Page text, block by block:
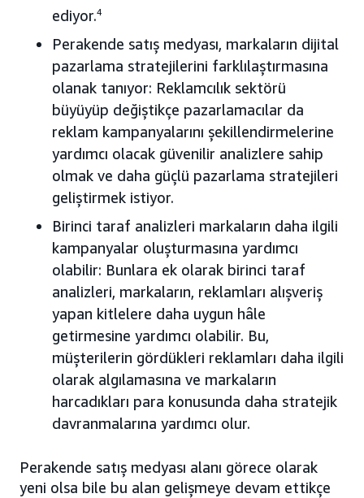
ediyor.4
Perakende satış medyası, markaların dijital
pazarlama stratejilerini farklılaştırmasına
olanak tanıyor: Reklamcılık sektörü
büyüyüp değiştikçe pazarlamacılar da
reklam kampanyalarını şekillendirmelerine
yardımcı olacak güvenilir analizlere sahip
olmak ve daha güçlü pazarlama stratejileri
geliştirmek istiyor.
Birinci taraf analizleri markaların daha ilgili
kampanyalar oluşturmasına yardımcı
olabilir: Bunlara ek olarak birinci taraf
analizleri, markaların, reklamları alışveriş
yapan kitlelere daha uygun hâle
getirmesine yardımcı olabilir. Bu,
müşterilerin gördükleri reklamları daha ilgili
olarak algılamasına ve markaların
harcadıkları para konusunda daha stratejik
davranmalarına yardımcı olur.
Perakende satış medyası alanı görece olarak
yeni olsa bile bu alan gelişmeye devam ettikçe